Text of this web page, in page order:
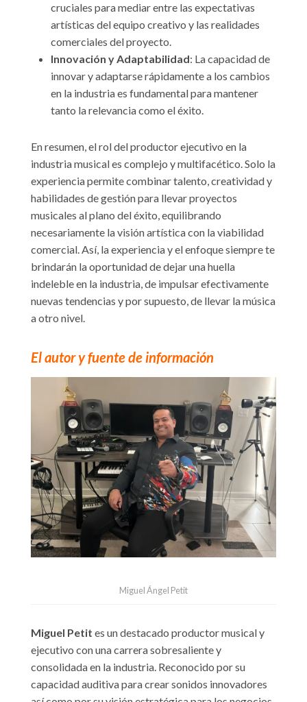
cruciales para mediar entre las expectativas
artísticas del equipo creativo y las realidades
comerciales del proyecto.
Innovación y Adaptabilidad: La capacidad de
innovar y adaptarse rápidamente a los cambios
en la industria es fundamental para mantener
tanto la relevancia como el éxito.
En resumen, el rol del productor ejecutivo en la
industria musical es complejo y multifacético. Solo la
experiencia permite combinar talento, creatividad y
habilidades de gestión para llevar proyectos
musicales al plano del éxito, equilibrando
necesariamente la visión artística con la viabilidad
comercial. Así, la experiencia y el enfoque siempre te
brindarán la oportunidad de dejar una huella
indeleble en la industria, de impulsar efectivamente
nuevas tendencias y por supuesto, de llevar la música
a otro nivel.
El autor y fuente de información
Miguel Ángel Petit
Miguel Petit es un destacado productor musical y
ejecutivo con una carrera sobresaliente y
consolidada en la industria. Reconocido por su
capacidad auditiva para crear sonidos innovadores